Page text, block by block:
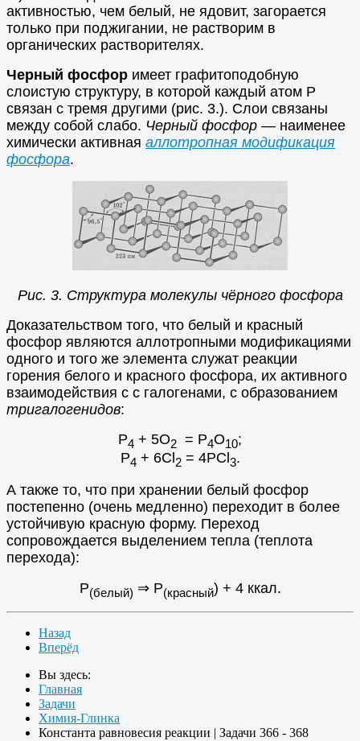
активностью, чем белый, не ядовит, загорается
только при поджигании, не растворим в
органических растворителях.
Черный фосфор имеет графитоподобную
слоистую структуру, в которой каждый атом Р
связан с тремя другими (рис. 3.). Слои связаны
между собой слабо. Черный фосфор — наименее
химически активная аллотропная модификация
фосфора.
Рис. 3. Структура молекулы чёрного фосфора
Доказательством того, что белый и красный
фосфор являются аллотропными модификациями
одного и того же элемента служат реакции
горения белого и красного фосфора, их активного
взаимодействия с с галогенами, с образованием
тригалогенидов:
Р4 + 5О2 = Р4О10;
Р4 + 6Cl 2= 4PCl 3.
А также то, что при хранении белый фосфор
постепенно (очень медленно) переходит в более
устойчивую красную форму. Переход
сопровождается выделением тепла (теплота
перехода):
Р(белый) ⇒ Р(красный) + 4 ккал.
Назад
Вперёд
Вы здесь:
Главная
Задачи
Химия-Глинка
Константа равновесия реакции | Задачи 366 - 368